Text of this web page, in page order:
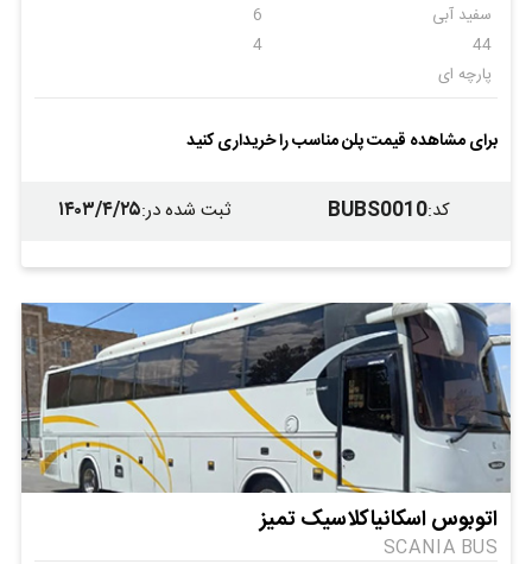
سفید آبی
6
44
4
پارچه ای
برای مشاهده قیمت پلن مناسب را خریداری کنید
کد:
BUBS0010 ثبت شده در:۱۴۰۳/۴/۲۵
اتوبوس اسکانیاکلاسیک تمیز
SCANIA BUS